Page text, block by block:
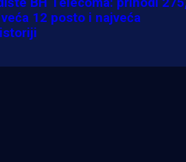
12 posto i najveća